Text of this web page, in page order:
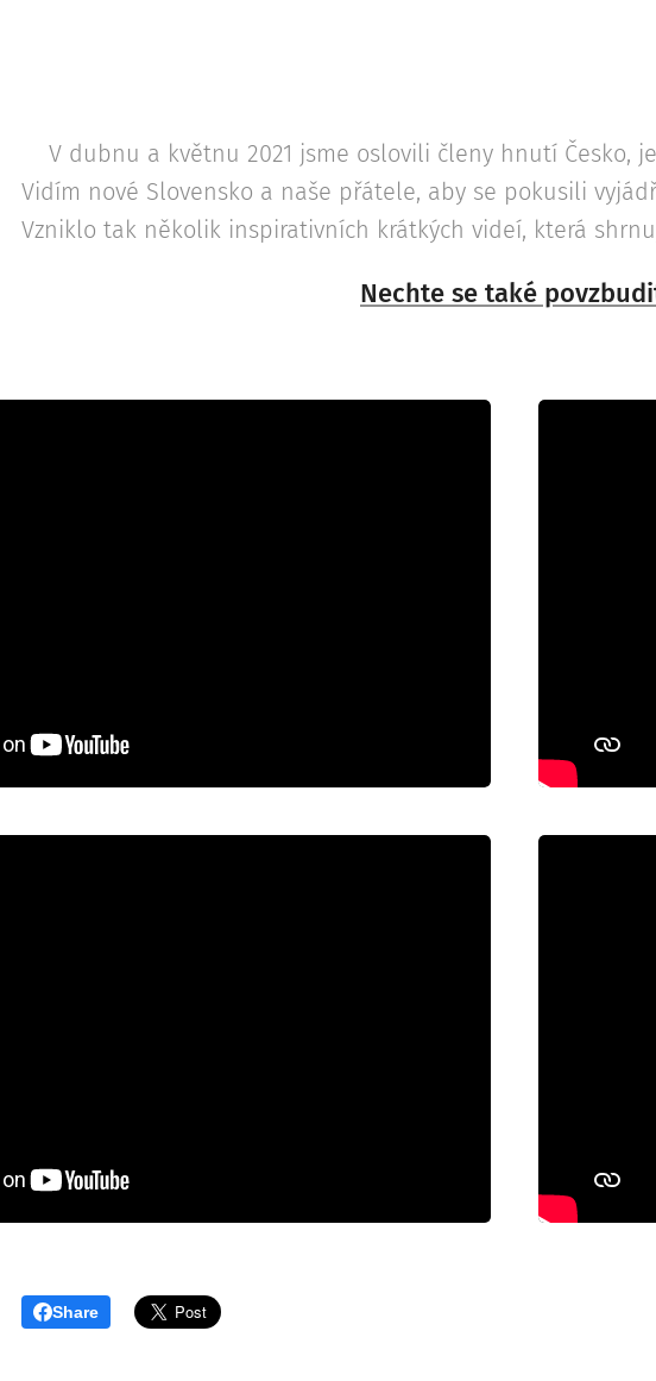
V dubnu a květnu 2021 jsme oslovili členy hnutí Česko,
Vidím nové Slovensko a naše přátele, aby se pokusili
Vzniklo tak několik inspirativních krátkých videí, která
Nechte se také
Share